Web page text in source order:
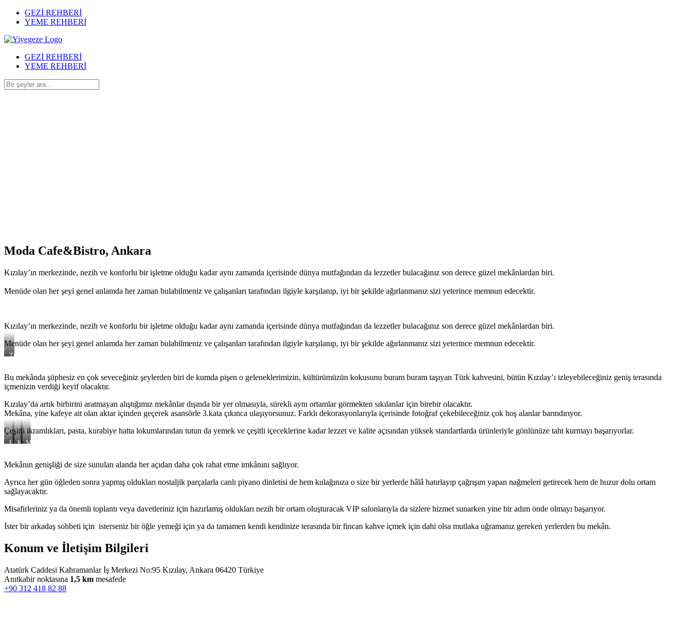
GEZİ REHBERİ
YEME REHBERİ
GEZİ REHBERİ
YEME REHBERİ
Moda Cafe&Bistro, Ankara
Kızılay’ın merkezinde, nezih ve konforlu bir işletme olduğu kadar aynı zamanda içerisinde dünya mutfağından da lezzetler bulacağınız son derece güzel mekânlardan biri.
Menüde olan her şeyi genel anlamda her zaman bulabilmeniz ve çalışanları tarafından ilgiyle karşılanıp, iyi bir şekilde ağırlanmanız sizi yeterince memnun edecektir.
Kızılay’ın merkezinde, nezih ve konforlu bir işletme olduğu kadar aynı zamanda içerisinde dünya mutfağından da lezzetler bulacağınız son derece güzel mekânlardan biri.
Menüde olan her şeyi genel anlamda her zaman bulabilmeniz ve çalışanları tarafından ilgiyle karşılanıp, iyi bir şekilde ağırlanmanız sizi yeterince memnun edecektir.
Türk
Bu mekânda şüphesiz en çok seveceğiniz şeylerden biri de kumda pişen o geleneklerimizin, kültürümüzün kokusunu buram buram taşıyan Türk kahvesini, bütün Kızılay’ı izleyebileceğiniz geniş terasında
içmenizin verdiği keyif olacaktır.
Kızılay’da artık birbirini aratmayan alıştığımız mekânlar dışında bir yer olmasıyla, sürekli aynı ortamlar görmekten sıkılanlar için birebir olacaktır.
Mekâna, yine kafeye ait olan aktar içinden geçerek asansörle 3.kata çıkınca ulaşıyorsunuz. Farklı dekorasyonlarıyla içerisinde fotoğraf çekebileceğiniz çok hoş alanlar barındırıyor.
Çeşitli ikramlıkları, pasta, kurabiye hatta lokumlarından tutun da yemek ve çeşitli içeceklerine kadar lezzet ve kalite açısından yüksek standartlarda ürünleriyle gönlünüze taht kurmayı başarıyorlar.
Hamburger
Kahvaltı
Makarna
Mekânın genişliği de size sunulan alanda her açıdan daha çok rahat etme imkânını sağlıyor.
Ayrıca her gün öğleden sonra yapmış oldukları nostaljik parçalarla canlı piyano dinletisi de hem kulağınıza o size bir yerlerde hâlâ hatırlayıp çağrışım yapan nağmeleri getirecek hem de huzur dolu ortam
sağlayacaktır.
Misafirleriniz ya da önemli toplantı veya davetleriniz için hazırlamış oldukları nezih bir ortam oluşturacak VIP salonlarıyla da sizlere hizmet sunarken yine bir adım önde olmayı başarıyor.
İster bir arkadaş sohbeti için isterseniz bir öğle yemeği için ya da tamamen kendi kendinize terasında bir fincan kahve içmek için dahi olsa mutlaka uğramanız gereken yerlerden bu mekân.
Konum ve İletişim Bilgileri
Atatürk Caddesi Kahramanlar İş Merkezi No:95 Kızılay, Ankara 06420 Türkiye
Anıtkabir noktasına 1,5 km mesafede
+90 312 418 82 88